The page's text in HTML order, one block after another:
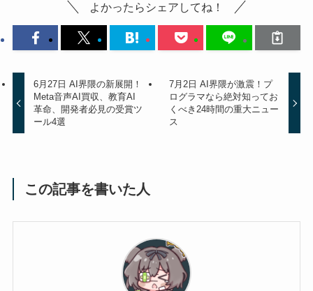
よかったらシェアしてね！
6月27日 AI界隈の新展開！
Meta音声AI買収、教育AI
革命、開発者必見の受賞ツ
ール4選
7月2日 AI界隈が激震！プ
ログラマなら絶対知ってお
くべき24時間の重大ニュー
ス
この記事を書いた人